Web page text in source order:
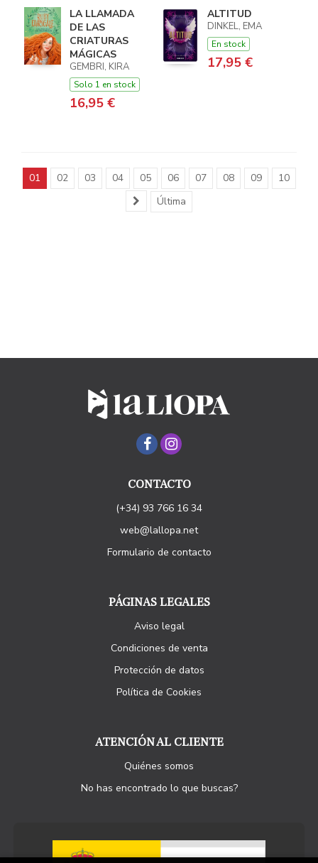
LA LLAMADA
DE LAS
CRIATURAS
MÁGICAS
GEMBRI, KIRA
Solo 1 en stock
16,95 €
ALTITUD
DINKEL, EMA
En stock
17,95 €
01 02 03 04 05 06 07 08 09
10
Última
CONTACTO
(+34) 93 766 16 34
web@lallopa.net
Formulario de contacto
PÁGINAS LEGALES
Aviso legal
Condiciones de venta
Protección de datos
Política de Cookies
ATENCIÓN AL CLIENTE
Quiénes somos
No has encontrado lo que buscas?